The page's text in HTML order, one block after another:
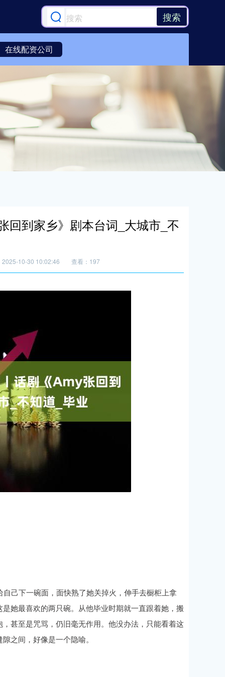
搜索
在线配资公司
回到家乡》剧本台词_大城市_不
2025-10-30 10:02:46 查看：197
己下一碗面，面快熟了她关掉火，伸手去橱柜上拿
她最喜欢的两只碗。从他毕业时期就一直跟着她，搬
甚至是咒骂，仍旧毫无作用。他没办法，只能看着这
之间，好像是一个隐喻。